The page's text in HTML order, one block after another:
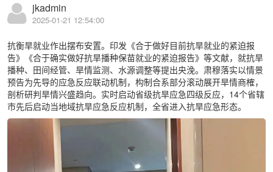
jkadmin
2025-01-21 12:54:00
抗衡旱就业作出摆布安置。印发《合于做好目前抗旱就业的紧迫报
告》《合于确实做好抗旱播种保苗就业的紧迫报告》等文献，就抗旱
播种、田间经管、旱情监测、水源调整等提出央浼。肃穆落实以情景
预告为先导的应急反应联动机制，构制合系部分滚动展开旱情商榷，
剖析研判旱情兴盛趋向。实时启动省级抗旱应急四级反应，14个省辖
市先后启动当地域抗旱应急反应机制，全省进入抗旱应急形态。